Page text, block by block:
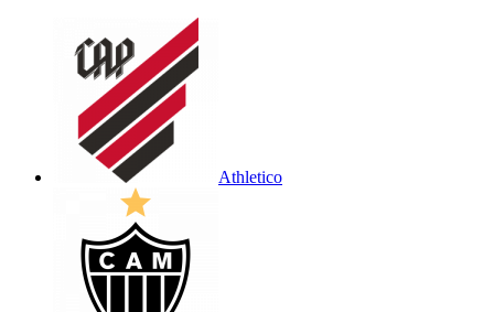
Athletico